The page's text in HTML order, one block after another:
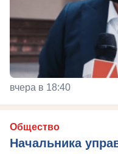
вчера в 18:40
Общество
Начальника